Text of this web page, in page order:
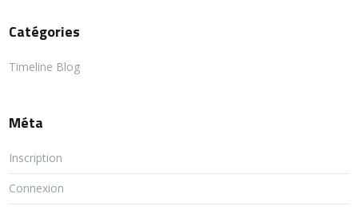
Catégories
Timeline Blog
Méta
Inscription
Connexion